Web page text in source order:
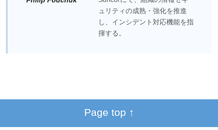
ュリティの成熟・強化を推進
し、インシデント対応機能を指
揮する。
Page top ↑